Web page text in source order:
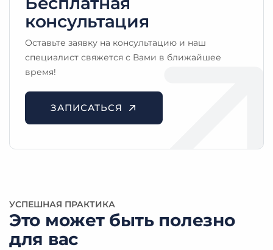
консультация
Оставьте заявку на консультацию и наш
специалист свяжется с Вами в ближайшее
время!
ЗАПИСАТЬСЯ
УСПЕШНАЯ ПРАКТИКА
Это может быть полезно
для вас
Telegram WhatsApp Viber